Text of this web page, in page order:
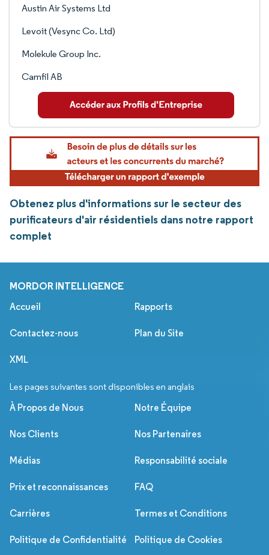
Austin Air Systems Ltd
Levoit (Vesync Co. Ltd)
Molekule Group Inc.
Camfil AB
Obtenez plus d'informations sur le secteur des
purificateurs d'air résidentiels dans notre rapport
complet
MORDOR INTELLIGENCE
Accueil Rapports
Contactez-nous Plan du Site
XML
Les pages suivantes sont disponibles en anglais
À Propos de Nous Notre Équipe
Nos Clients Nos Partenaires
Médias Responsabilité sociale
Prix et reconnaissances FAQ
Carrières Termes et Conditions
Politique de Confidentialité Politique de Cookies